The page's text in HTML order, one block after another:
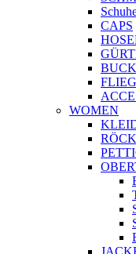
CAPS
WOMEN